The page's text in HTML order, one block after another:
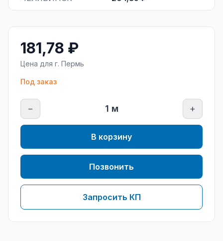
181,78 ₽
Цена для г. Пермь
Под заказ
− 1 м +
В корзину
Позвонить
Запросить КП